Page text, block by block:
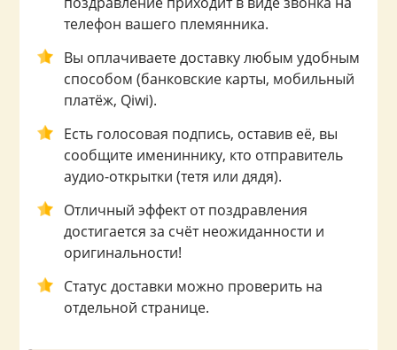
телефон вашего племянника.
Вы оплачиваете доставку любым удобным
способом (банковские карты, мобильный
платёж, Qiwi).
Есть голосовая подпись, оставив её, вы
сообщите имениннику, кто отправитель
аудио-открытки (тетя или дядя).
Отличный эффект от поздравления
достигается за счёт неожиданности и
оригинальности!
Статус доставки можно проверить на
отдельной странице.